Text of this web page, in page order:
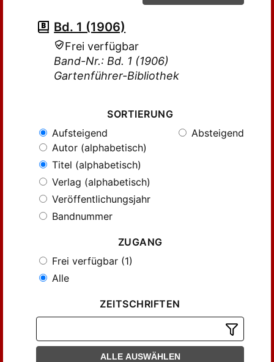
Bd. 1 (1906)
Frei verfügbar
Band-Nr.: Bd. 1 (1906)
Gartenführer-Bibliothek
SORTIERUNG
Aufsteigend
Absteigend
Autor (alphabetisch)
Titel (alphabetisch)
Verlag (alphabetisch)
Veröffentlichungsjahr
Bandnummer
ZUGANG
Frei verfügbar (1)
Alle
ZEITSCHRIFTEN
ALLE AUSWÄHLEN